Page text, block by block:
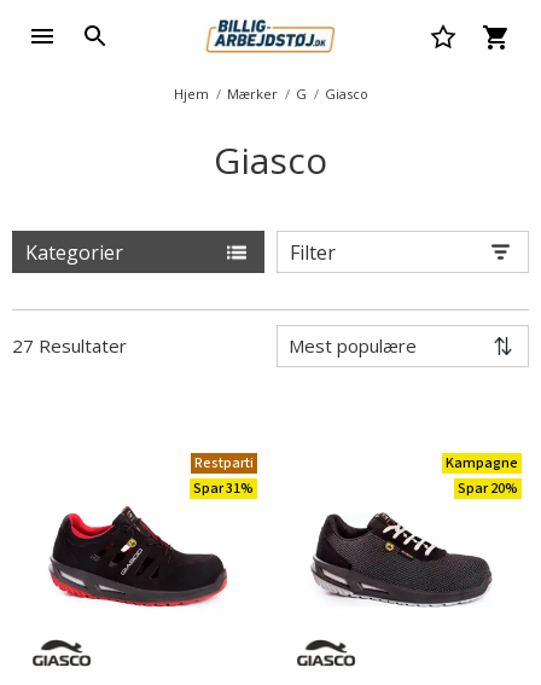
Hjem Mærker G Giasco
Giasco
Kategorier Filter
27 Resultater
Restparti
Spar 31%
Kampagne
Spar 20%